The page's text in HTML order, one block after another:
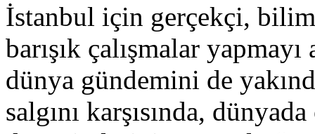
İstanbul için gerçekçi,
barışık çalışmalar
dünya gündemini de
salgını karşısında,